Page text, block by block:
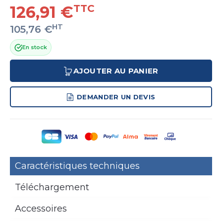
126,91 €TTC
105,76 €HT
En stock
AJOUTER AU PANIER
DEMANDER UN DEVIS
Caractéristiques techniques
Téléchargement
Accessoires